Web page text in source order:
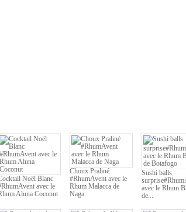
Noël Blanc
avec le
Aluna Coconut
Choux Praliné
#RhumAvent avec le
Rhum Malacca de
Naga
Sushi balls
avec le Rhum
de...